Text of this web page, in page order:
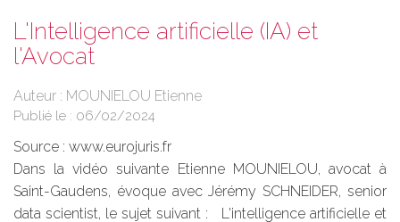
L'Intelligence artificielle (IA) et
l'Avocat
Auteur : MOUNIELOU Etienne
Publié le : 06/02/2024
Source : www.eurojuris.fr
Dans la vidéo suivante Etienne MOUNIELOU, avocat à
Saint-Gaudens, évoque avec Jérémy SCHNEIDER, senior
data scientist, le sujet suivant : L'intelligence artificielle et